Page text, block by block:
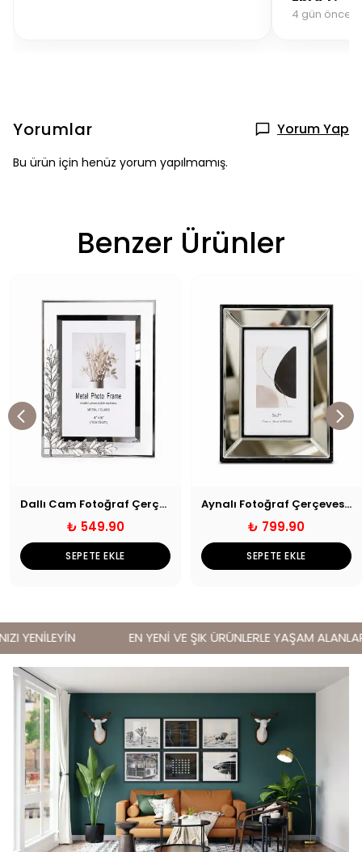
4 gün önce
Yorumlar Yorum Yap
Bu ürün için henüz yorum yapılmamış.
Benzer Ürünler
Dallı Cam Fotoğraf Çerçevesi Gümüş
₺ 549.90
SEPETE EKLE
Aynalı Fotoğraf Çerçevesi 13x18cm
₺ 799.90
SEPETE EKLE
YENİLEYİN EN YENİ VE ŞIK ÜRÜNLERLE YAŞAM